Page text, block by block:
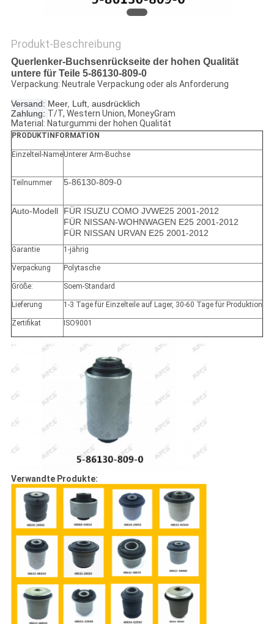
Produkt-Beschreibung
Querlenker-Buchsenrückseite der hohen Qualität
untere für Teile 5-86130-809-0
Verpackung: Neutrale Verpackung oder als Anforderung
Versand: Meer, Luft, ausdrücklich
Zahlung: T/T, Western Union, MoneyGram
Material: Naturgummi der hohen Qualität
PRODUKTINFORMATION
Einzelteil-NameUnterer Arm-Buchse
Teilnummer 5-86130-809-0
Auto-Modell
FÜR ISUZU COMO JVWE25 2001-2012
FÜR NISSAN-WOHNWAGEN E25 2001-2012
FÜR NISSAN URVAN E25 2001-2012
Garantie 1-jährig
Verpackung Polytasche
Größe: Soem-Standard
Lieferung 1-3 Tage für Einzelteile auf Lager, 30-60 Tage für Produktion
Zertifikat ISO9001
Verwandte Produkte: